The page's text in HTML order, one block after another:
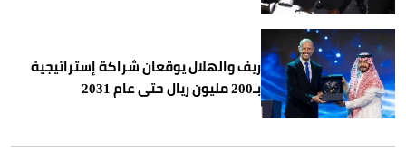
ريف والهلال يوقعان شراكة إستراتيجية
بـ200 مليون ريال حتى عام 2031